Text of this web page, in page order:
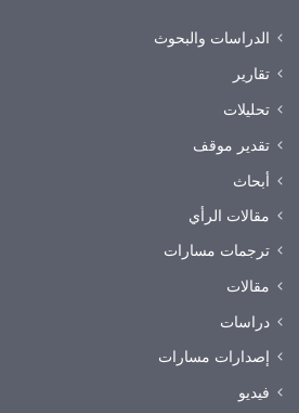
الدراسات والبحوث
تقارير
تحليلات
تقدير موقف
أبحاث
مقالات الرأي
ترجمات مسارات
مقالات
دراسات
إصدارات مسارات
فيديو